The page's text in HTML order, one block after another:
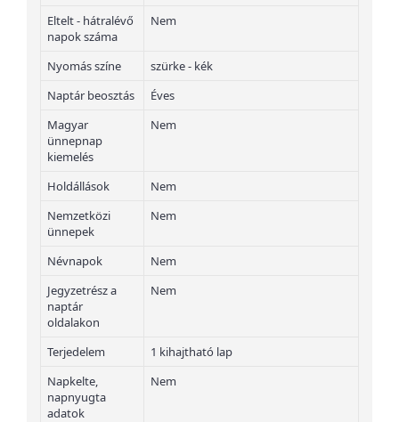
Eltelt - hátralévő
napok száma
Nem
Nyomás színe
szürke - kék
Naptár beosztás
Éves
Magyar
ünnepnap
kiemelés
Nem
Holdállások
Nem
Nemzetközi
ünnepek
Nem
Névnapok
Nem
Jegyzetrész a
naptár
oldalakon
Nem
Terjedelem
1 kihajtható lap
Napkelte,
napnyugta
adatok
Nem